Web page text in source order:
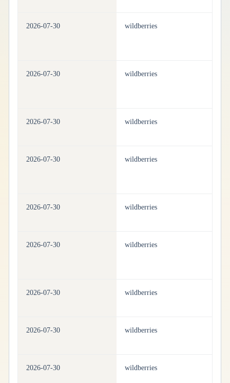
2026-07-30 wildberries
2026-07-30 wildberries
2026-07-30 wildberries
2026-07-30 wildberries
2026-07-30 wildberries
2026-07-30 wildberries
2026-07-30 wildberries
2026-07-30 wildberries
2026-07-30 wildberries